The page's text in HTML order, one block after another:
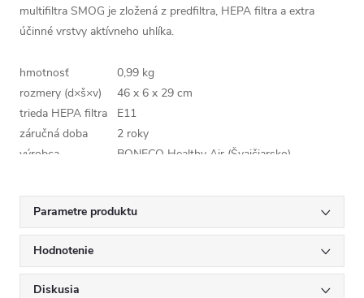
multifiltra SMOG je zložená z predfiltra, HEPA filtra a extra
účinné vrstvy aktívneho uhlíka.
hmotnosť
0,99 kg
rozmery (d×š×v)
46 x 6 x 29 cm
trieda HEPA filtra
E11
záručná doba
2 roky
výrobca
BONECO Healthy Air (Švajčiarsko)
Parametre produktu
Hodnotenie
Diskusia